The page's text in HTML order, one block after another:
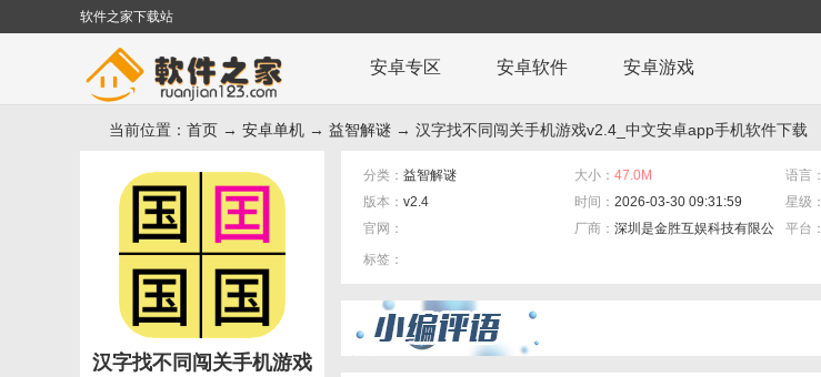
软件之家下载站
安卓专区 安卓软件 安卓游戏
当前位置： 首页 → 安卓单机 → 益智解谜 → 汉字找不同闯关手机游戏v2.4_中文安卓app手机软件下载
汉字找不同闯关手机游戏
分类： 益智解谜 大小： 47.0M 语言：
版本： v2.4 时间： 2026-03-30 09:31:59
星级：
官网：
厂商： 深圳是金胜互娱科技有限公司平台：
标签：